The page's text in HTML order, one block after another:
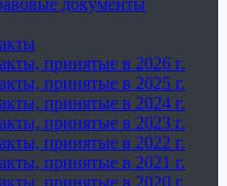
документы
принятые в 2026 г.
принятые в 2025 г.
принятые в 2024 г.
принятые в 2023 г.
принятые в 2022 г.
принятые в 2021 г.
принятые в 2020 г.